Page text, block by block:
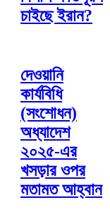
চাইছে ইরান?
দেওয়ানি
কার্যবিধি
(সংশোধন)
অধ্যাদেশ
২০২৫-এর
খসড়ার ওপর
মতামত আহ্বান